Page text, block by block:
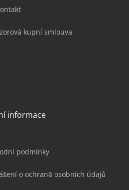
kupní smlouva
informace
podmínky
o ochraně osobních údajů